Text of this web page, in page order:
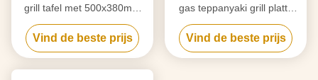
grill tafel met 500x380mm
kookruimte
Vind de beste prijs
gas teppanyaki grill platte
grill oppervlak
Temperatuurbereik 50-300C
Vind de beste prijs